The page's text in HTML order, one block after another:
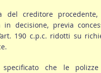
del creditore
in decisione, previa
190 c.p.c. ridotti su
che le